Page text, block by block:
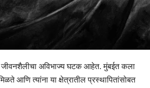
अविभाज्य घटक आहेत. मुंबईत कला
आणि त्यांना या क्षेत्रातील प्रस्थापितांसोबत